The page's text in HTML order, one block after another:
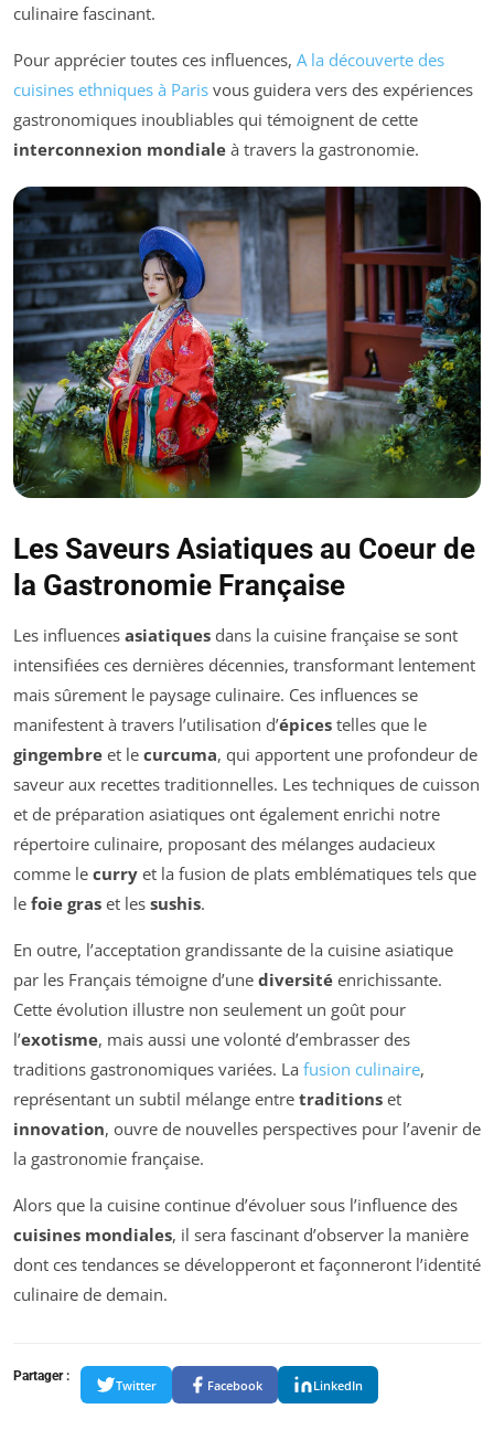
culinaire fascinant.
Pour apprécier toutes ces influences, A la découverte des
cuisines ethniques à Paris vous guidera vers des expériences
gastronomiques inoubliables qui témoignent de cette
interconnexion mondiale à travers la gastronomie.
Les Saveurs Asiatiques au Coeur de
la Gastronomie Française
Les influences asiatiques dans la cuisine française se sont
intensifiées ces dernières décennies, transformant lentement
mais sûrement le paysage culinaire. Ces influences se
manifestent à travers l’utilisation d’épices telles que le
gingembre et le curcuma, qui apportent une profondeur de
saveur aux recettes traditionnelles. Les techniques de cuisson
et de préparation asiatiques ont également enrichi notre
répertoire culinaire, proposant des mélanges audacieux
comme le curry et la fusion de plats emblématiques tels que
le foie gras et les sushis.
En outre, l’acceptation grandissante de la cuisine asiatique
par les Français témoigne d’une diversité enrichissante.
Cette évolution illustre non seulement un goût pour
l’exotisme, mais aussi une volonté d’embrasser des
traditions gastronomiques variées. La fusion culinaire,
représentant un subtil mélange entre traditions et
innovation, ouvre de nouvelles perspectives pour l’avenir de
la gastronomie française.
Alors que la cuisine continue d’évoluer sous l’influence des
cuisines mondiales, il sera fascinant d’observer la manière
dont ces tendances se développeront et façonneront l’identité
culinaire de demain.
Partager :
Twitter Facebook LinkedIn